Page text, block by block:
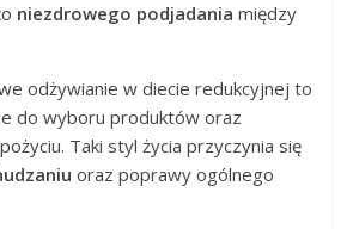
niezdrowego podjadania między
odżywianie w diecie redukcyjnej to
do wyboru produktów oraz
Taki styl życia przyczynia się
oraz poprawy ogólnego